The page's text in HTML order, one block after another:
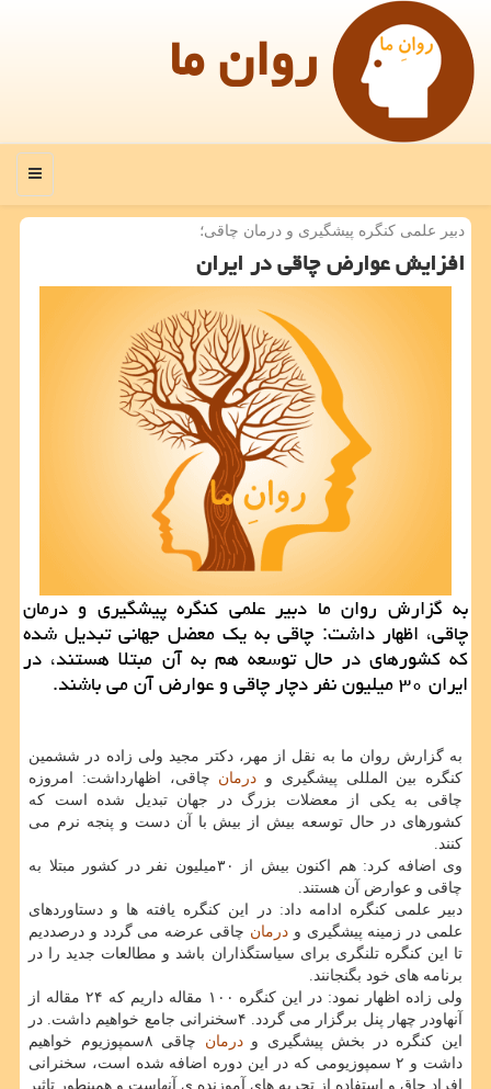
روان ما
منو
دبیر علمی كنگره پیشگیری و درمان چاقی؛
افزایش عوارض چاقی در ایران
به گزارش روان ما دبیر علمی كنگره پیشگیری و درمان
چاقی، اظهار داشت: چاقی به یك معضل جهانی تبدیل شده
كه كشورهای در حال توسعه هم به آن مبتلا هستند، در
ایران ۳۰ میلیون نفر دچار چاقی و عوارض آن می باشند.
به گزارش روان ما به نقل از مهر، دكتر مجید ولی زاده در ششمین
كنگره بین المللی پیشگیری و درمان چاقی، اظهارداشت: امروزه
چاقی به یكی از معضلات بزرگ در جهان تبدیل شده است كه
كشورهای در حال توسعه بیش از بیش با آن دست و پنجه نرم می
كنند.
وی اضافه كرد: هم اكنون بیش از ۳۰میلیون نفر در كشور مبتلا به
چاقی و عوارض آن هستند.
دبیر علمی كنگره ادامه داد: در این كنگره یافته ها و دستاوردهای
علمی در زمینه پیشگیری ودرمان چاقی عرضه می گردد و درصددیم
تا این كنگره تلنگری برای سیاستگذاران باشد و مطالعات جدید را در
برنامه های خود بگنجانند.
ولی زاده اظهار نمود: در این كنگره ۱۰۰ مقاله داریم كه ۲۴ مقاله از
آنهاودر چهار پنل برگزار می گردد. ۴سخنرانی جامع خواهیم داشت. در
این كنگره در بخش پیشگیری ودرمان
چاقی ۸سمپوزیوم خواهیم
داشت و ۲ سمپوزیومی كه در این دوره اضافه شده است، سخنرانی
افراد چاق و استفاده از تجربه های آموزنده ی آنهاست و همینطور تاثیر